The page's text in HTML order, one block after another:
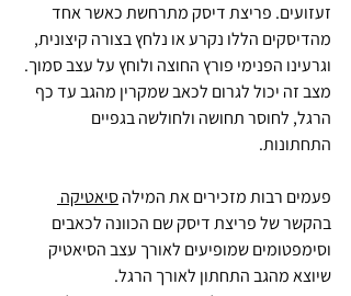
זעזועים. פריצת דיסק מתרחשת כאשר אחד
מהדיסקים הללו נקרע או נלחץ בצורה קיצונית,
וגרעינו הפנימי פורץ החוצה ולוחץ על עצב סמוך.
מצב זה יכול לגרום לכאב שמקרין מהגב עד כף
הרגל, לחוסר תחושה ולחולשה בגפיים
התחתונות.
פעמים רבות מזכירים את המילה סיאטיקה
בהקשר של פריצת דיסק שם הכוונה לכאבים
וסימפטומים שמופיעים לאורך עצב הסיאטיק
שיוצא מהגב התחתון לאורך הרגל.